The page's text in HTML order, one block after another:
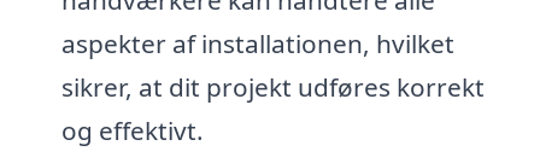
aspekter af installationen, hvilket
sikrer, at dit projekt udføres korrekt
og effektivt.